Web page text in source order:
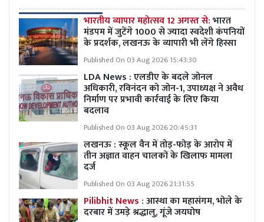
भारतीय व्यापार महोत्सव 12 अगस्त से:भारत
मंडपम में जुटेंगे 1000 से ज्यादा स्वदेशी कंपनियों
के प्रदर्शक, लखनऊ के व्यापारी भी लेंगे हिस्सा
Published On 03 Aug 2026 15:43:30
LDA News : एलडीए के बदले जोनल
अधिकारी, रविनंदन को जोन-1, उपाध्यक्ष ने अवैध
निर्माण पर प्रभावी कार्रवाई के लिए किया
बदलाव
Published On 03 Aug 2026 20:45:31
लखनऊ : स्कूल वैन में तोड़-फोड़ के आरोप में
तीन अज्ञात वाहन चालकों के खिलाफ मामला
दर्ज
Published On 03 Aug 2026 21:31:55
Pilibhit News :आस्था का महासंगम, भोले के
दरबार में उमड़े श्रद्धालु, गूंजे जयघोष